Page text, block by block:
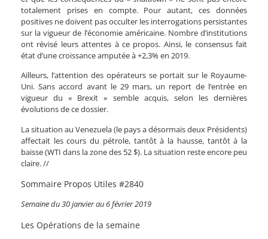
totalement prises en compte. Pour autant, ces données
positives ne doivent pas occulter les interrogations persistantes
sur la vigueur de l’économie américaine. Nombre d’institutions
ont révisé leurs attentes à ce propos. Ainsi, le consensus fait
état d’une croissance amputée à +2,3% en 2019.
Ailleurs, l’attention des opérateurs se portait sur le Royaume-
Uni. Sans accord avant le 29 mars, un report de l’entrée en
vigueur du « Brexit » semble acquis, selon les dernières
évolutions de ce dossier.
La situation au Venezuela (le pays a désormais deux Présidents)
affectait les cours du pétrole, tantôt à la hausse, tantôt à la
baisse (WTI dans la zone des 52 $). La situation reste encore peu
claire. //
Sommaire Propos Utiles #2840
Semaine du 30 janvier au 6 février 2019
Les Opérations de la semaine